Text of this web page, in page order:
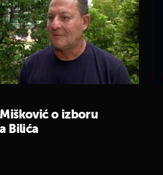
Mišković o izboru
Bilića